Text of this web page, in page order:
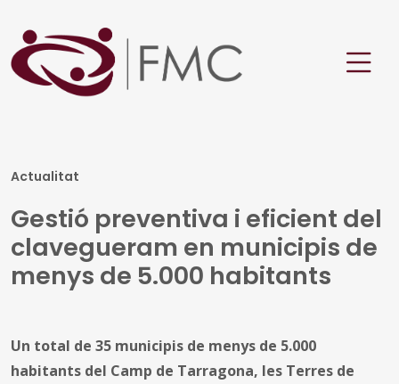
Actualitat
Gestió preventiva i eficient del
clavegueram en municipis de
menys de 5.000 habitants
Un total de 35 municipis de menys de 5.000
habitants del Camp de Tarragona, les Terres de